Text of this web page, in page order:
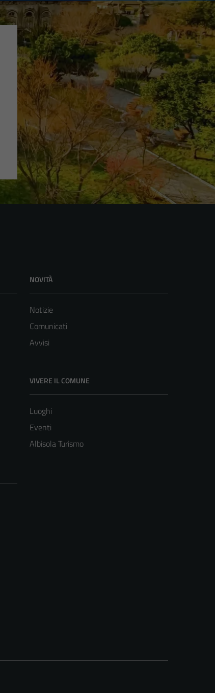
NOVITÀ
Notizie
Comunicati
Avvisi
VIVERE IL COMUNE
Luoghi
Eventi
Albisola Turismo